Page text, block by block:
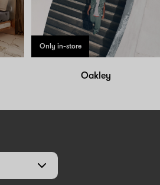
Only in-store
Oakley